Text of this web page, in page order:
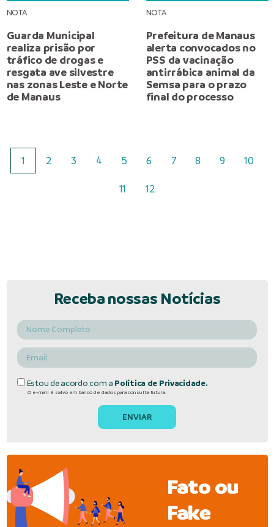
NOTA
Guarda Municipal
realiza prisão por
tráfico de drogas e
resgata ave silvestre
nas zonas Leste e Norte
de Manaus
NOTA
Prefeitura de Manaus
alerta convocados no
PSS da vacinação
antirrábica animal da
Semsa para o prazo
final do processo
1 2 3 4 5 6 7 8 9 10
11 12
Receba nossas Notícias
Estou de acordo com a Política de Privacidade.
O e-mail é salvo em banco de dados para consulta futura.
Fato ou
Fake